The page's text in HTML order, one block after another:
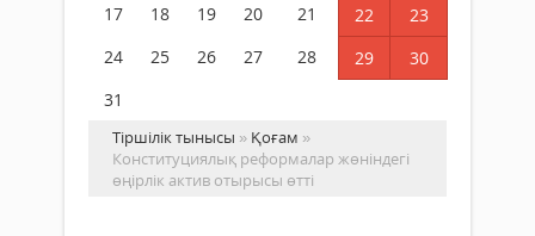
17
18 19 20 21 22
23
24
25 26 27 28 29
30
31
Тіршілік тынысы » Қоғам »
Конституциялық реформалар жөніндегі
өңірлік актив отырысы өтті